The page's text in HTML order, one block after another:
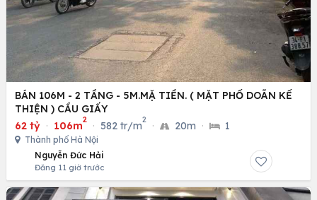
BÁN 106M - 2 TẦNG - 5M.MẶ TIỀN. ( MẶT PHỐ DOÃN KẾ
THIỆN ) CẦU GIẤY
62 tỷ · 106m
2
· 582 tr/m
2
· 20m · 1
Thành phố Hà Nội
Nguyễn Đức Hải
Đăng 11 giờ trước